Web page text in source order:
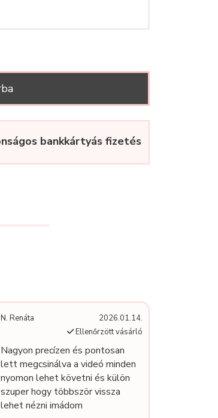
bankkártyás fizetés
2026.01.14.
N. Renáta
Ellenőrzött vásárló
Nagyon precízen és pontosan
lett megcsinálva a videó minden
nyomon lehet követni és külön
szuper hogy többször vissza
lehet nézni imádom